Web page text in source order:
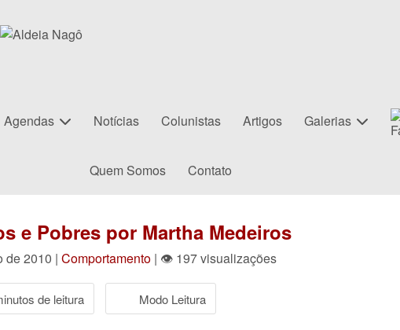
Agendas Notícias Colunistas Artigos Galerias
Quem Somos Contato
e Pobres por Martha Medeiros
de 2010 | Comportamento | 👁 197 visualizações
de leitura Modo Leitura